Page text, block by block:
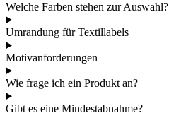
Welche Farben stehen zur Auswahl?
Umrandung für Textillabels
Motivanforderungen
Wie frage ich ein Produkt an?
Gibt es eine Mindestabnahme?